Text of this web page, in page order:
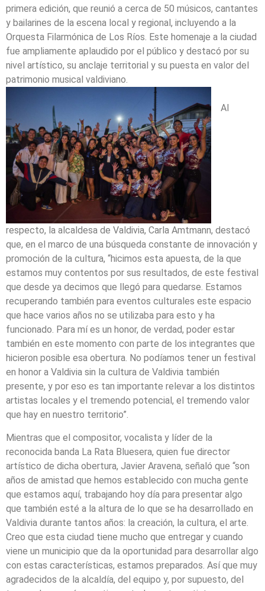
primera edición, que reunió a cerca de 50 músicos, cantantes
y bailarines de la escena local y regional, incluyendo a la
Orquesta Filarmónica de Los Ríos. Este homenaje a la ciudad
fue ampliamente aplaudido por el público y destacó por su
nivel artístico, su anclaje territorial y su puesta en valor del
patrimonio musical valdiviano.
Al
respecto, la alcaldesa de Valdivia, Carla Amtmann, destacó
que, en el marco de una búsqueda constante de innovación y
promoción de la cultura, “hicimos esta apuesta, de la que
estamos muy contentos por sus resultados, de este festival
que desde ya decimos que llegó para quedarse. Estamos
recuperando también para eventos culturales este espacio
que hace varios años no se utilizaba para esto y ha
funcionado. Para mí es un honor, de verdad, poder estar
también en este momento con parte de los integrantes que
hicieron posible esa obertura. No podíamos tener un festival
en honor a Valdivia sin la cultura de Valdivia también
presente, y por eso es tan importante relevar a los distintos
artistas locales y el tremendo potencial, el tremendo valor
que hay en nuestro territorio”.
Mientras que el compositor, vocalista y líder de la
reconocida banda La Rata Bluesera, quien fue director
artístico de dicha obertura, Javier Aravena, señaló que “son
años de amistad que hemos establecido con mucha gente
que estamos aquí, trabajando hoy día para presentar algo
que también esté a la altura de lo que se ha desarrollado en
Valdivia durante tantos años: la creación, la cultura, el arte.
Creo que esta ciudad tiene mucho que entregar y cuando
viene un municipio que da la oportunidad para desarrollar algo
con estas características, estamos preparados. Así que muy
agradecidos de la alcaldía, del equipo y, por supuesto, del